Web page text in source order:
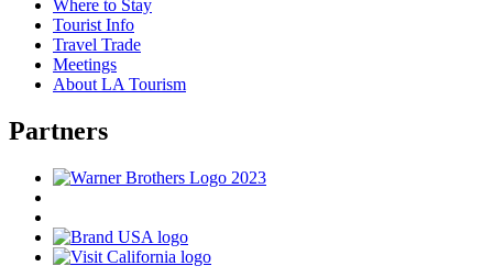
Where to Stay
Tourist Info
Travel Trade
Meetings
About LA Tourism
Partners